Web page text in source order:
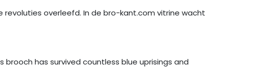
revoluties overleefd. In de bro-kant.com vitrine wacht
has survived countless blue uprisings and